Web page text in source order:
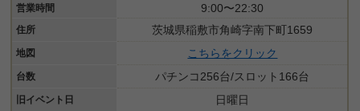
営業時間
9:00〜22:30
住所 茨城県稲敷市角崎字南下町1659
地図 こちらをクリック
台数 パチンコ256台/スロット166台
旧イベント日 日曜日